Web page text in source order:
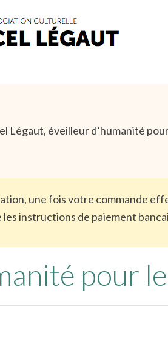
Légaut, éveilleur d’humanité
une fois votre commande
instructions de paiement
pour